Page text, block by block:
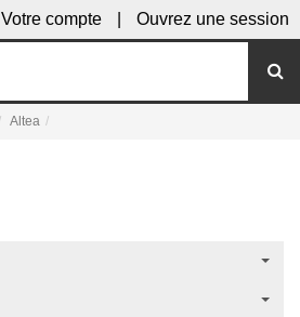
Votre compte Ouvrez une session
Altea